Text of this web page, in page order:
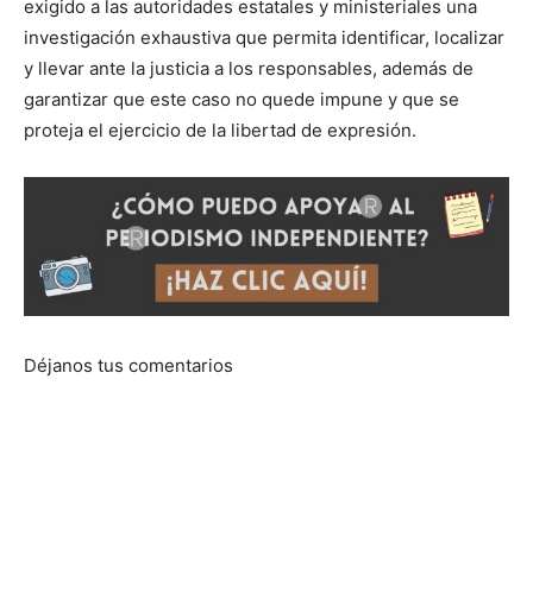
exigido a las autoridades estatales y ministeriales una
investigación exhaustiva que permita identificar, localizar
y llevar ante la justicia a los responsables, además de
garantizar que este caso no quede impune y que se
proteja el ejercicio de la libertad de expresión.
Déjanos tus comentarios